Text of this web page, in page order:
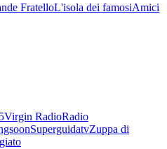
FratelloL'isola dei famosiAmici
Virgin RadioRadio
SuperguidatvZuppa di